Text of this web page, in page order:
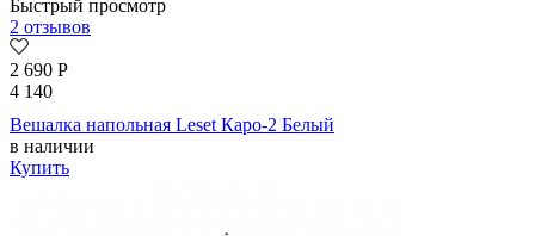
Быстрый просмотр
2 отзывов
2 690 Р
4 140
Вешалка напольная Leset Каро-2 Белый
в наличии
Купить